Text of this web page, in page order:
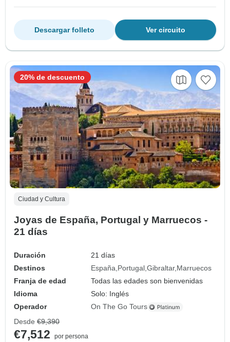
Ver circuito
Descargar folleto
Ciudad y Cultura
Joyas de España, Portugal y Marruecos -
21 días
Duración
21 días
Destinos
España Portugal Gibraltar Marruecos
Franja de edad
Todas las edades son bienvenidas
Idioma
Solo: Inglés
Operador
On The Go Tours
20% de descuento
Desde €9,390
€7,512
por persona